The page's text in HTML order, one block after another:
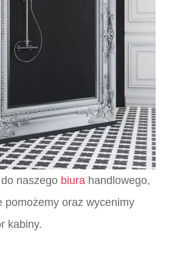
naszego biurahandlowego,
pomożemy oraz wycenimy
kabiny.